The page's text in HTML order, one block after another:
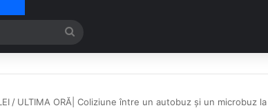
/ ULTIMA ORĂ| Coliziune între un autobuz și un microbuz